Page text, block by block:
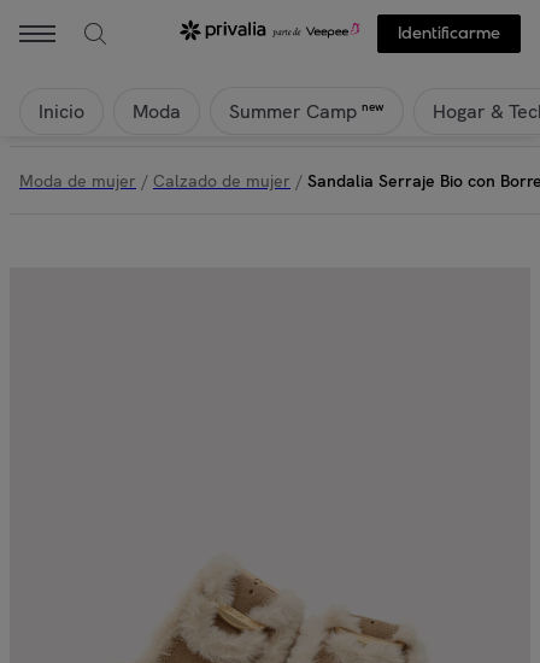
Identificarme
Inicio Moda Summer Camp new Hogar &
Moda de mujer / Calzado de mujer / Sandalia Serraje Bio con